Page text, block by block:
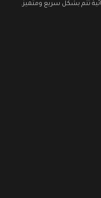
تتم بشكل سريع ومتميز.